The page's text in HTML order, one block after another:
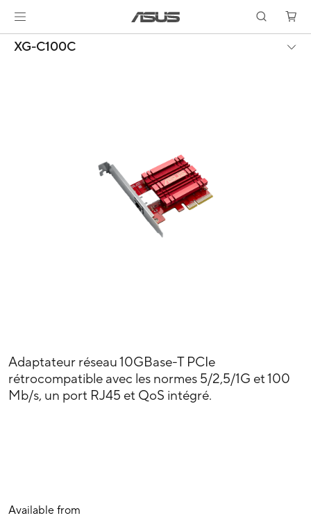
XG-C100C
Adaptateur réseau 10GBase-T PCIe
rétrocompatible avec les normes 5/2,5/1G et 100
Mb/s, un port RJ45 et QoS intégré.
Available from